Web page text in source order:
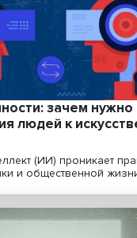
человека
человека с
на межличностные